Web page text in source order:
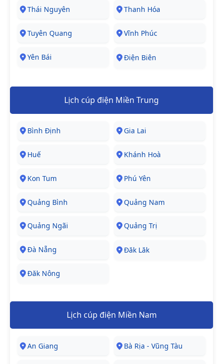
Thái Nguyên Thanh Hóa
Tuyên Quang Vĩnh Phúc
Yên Bái Điện Biên
Lịch cúp điện Miền Trung
Bình Định Gia Lai
Huế Khánh Hoà
Kon Tum Phú Yên
Quảng Bình Quảng Nam
Quảng Ngãi Quảng Trị
Đà Nẵng Đăk Lăk
Đăk Nông
Lịch cúp điện Miền Nam
An Giang Bà Rịa - Vũng Tàu